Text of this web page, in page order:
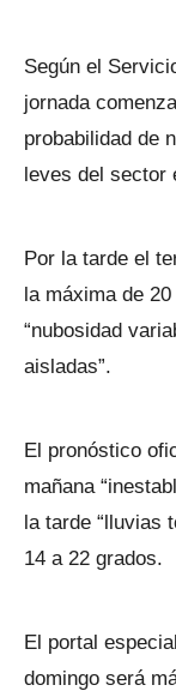
Según el
jornada
probabilidad de
leves del sector
Por la tarde el
la máxima de
“nubosidad
aisladas”.
El pronóstico
mañana
la tarde “lluvias
14 a 22 grados.
El portal
domingo será